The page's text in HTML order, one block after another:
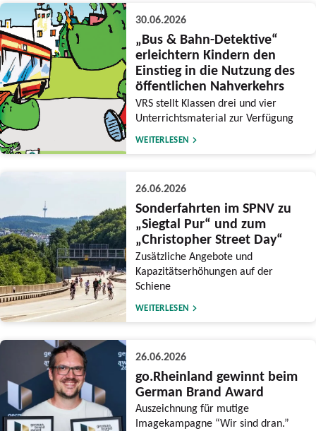
30.06.2026
„Bus & Bahn-Detektive“
erleichtern Kindern den
Einstieg in die Nutzung des
öffentlichen Nahverkehrs
VRS stellt Klassen drei und vier
Unterrichtsmaterial zur Verfügung
WEITERLESEN
26.06.2026
Sonderfahrten im SPNV zu
„Siegtal Pur“ und zum
„Christopher Street Day“
Zusätzliche Angebote und
Kapazitätserhöhungen auf der
Schiene
WEITERLESEN
26.06.2026
go.Rheinland gewinnt beim
German Brand Award
Auszeichnung für mutige
Imagekampagne “Wir sind dran.”